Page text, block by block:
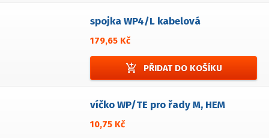
spojka WP4/L kabelová
179,65 Kč
add_shopping_cart PŘIDAT DO KOŠÍKU
víčko WP/TE pro řady M, HEM
10,75 Kč